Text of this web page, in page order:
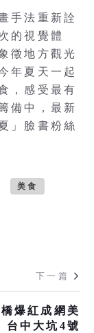
手法重新詮
的視覺體
徵地方觀光
年夏天一起
，感受最有
備中，最新
」臉書粉絲
美食
下一篇
爆紅成網美
台中大坑4號